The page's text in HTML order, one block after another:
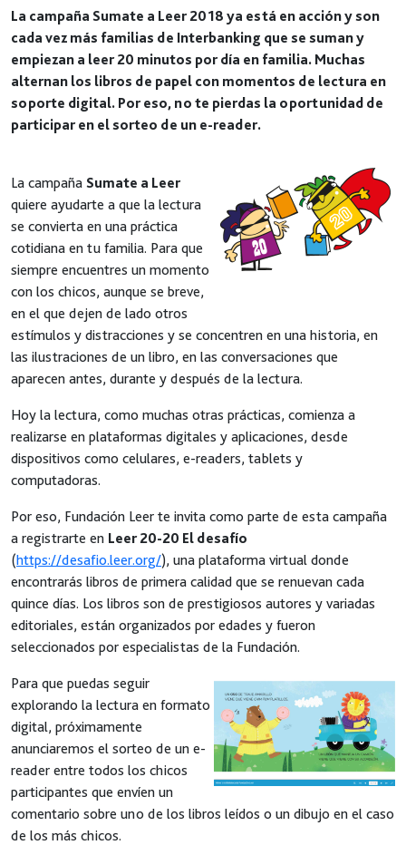
La campaña Sumate a Leer 2018 ya está en acción y son
cada vez más familias de Interbanking que se suman y
empiezan a leer 20 minutos por día en familia. Muchas
alternan los libros de papel con momentos de lectura en
soporte digital. Por eso, no te pierdas la oportunidad de
participar en el sorteo de un e-reader.
La campaña Sumate a Leer
quiere ayudarte a que la lectura
se convierta en una práctica
cotidiana en tu familia. Para que
siempre encuentres un momento
con los chicos, aunque se breve,
en el que dejen de lado otros
estímulos y distracciones y se concentren en una historia, en
las ilustraciones de un libro, en las conversaciones que
aparecen antes, durante y después de la lectura.
Hoy la lectura, como muchas otras prácticas, comienza a
realizarse en plataformas digitales y aplicaciones, desde
dispositivos como celulares, e-readers, tablets y
computadoras.
Por eso, Fundación Leer te invita como parte de esta campaña
a registrarte en Leer 20-20 El desafío
(https://desafio.leer.org/), una plataforma virtual donde
encontrarás libros de primera calidad que se renuevan cada
quince días. Los libros son de prestigiosos autores y variadas
editoriales, están organizados por edades y fueron
seleccionados por especialistas de la Fundación.
Para que puedas seguir
explorando la lectura en formato
digital, próximamente
anunciaremos el sorteo de un e-
reader entre todos los chicos
participantes que envíen un
comentario sobre uno de los libros leídos o un dibujo en el caso
de los más chicos.